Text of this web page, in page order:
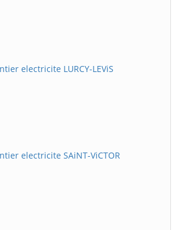
electricite LURCY-LEViS
electricite SAiNT-ViCTOR